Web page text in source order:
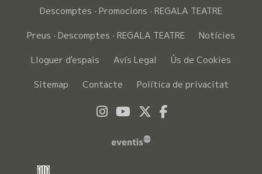
Descomptes · Promocions · REGALA TEATRE
Preus · Descomptes · REGALA TEATRE
Notícies
Lloguer d'espais
Avís Legal
Ús de Cookies
Sitemap
Contacte Política de privacitat
Link a instagram
Link a youtube
Link a twitter